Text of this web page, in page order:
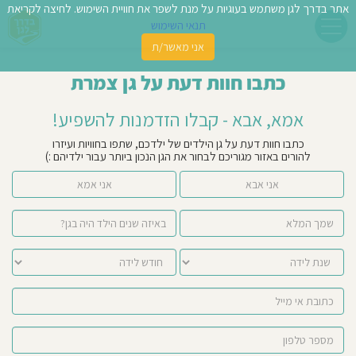
כתבו חוות דעת על גן צמרת
אמא, אבא - קבלו הזדמנות להשפיע!
כתבו חוות דעת על גן הילדים של ילדכם, שתפו בחוויות ועיזרו
להורים באזור מגוריכם לבחור את הגן הנכון ביותר עבור ילדיהם :)
אני אמא אני אבא
אתר בדרך לגן משתמש בעוגיות על מנת לשפר את חוויית השימוש. לחיצה לקריאת
תנאי השימוש
אני מאשר/ת